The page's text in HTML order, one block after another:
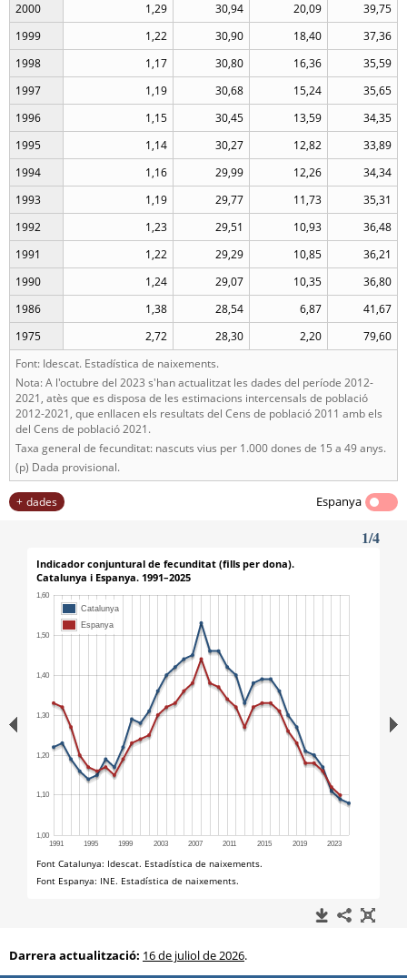
2000
1,29 30,94 20,09
39,75
1999
1,22 30,90 18,40
37,36
1998
1,17 30,80 16,36
35,59
1997
1,19 30,68 15,24
35,65
1996
1,15 30,45 13,59
34,35
1995
1,14 30,27 12,82
33,89
1994
1,16 29,99 12,26
34,34
1993
1,19 29,77 11,73
35,31
1992
1,23 29,51 10,93
36,48
1991
1,22 29,29 10,85
36,21
1990
1,24 29,07 10,35
36,80
1986
1,38 28,54 6,87
41,67
1975
2,72 28,30 2,20
79,60
Font: Idescat. Estadística de naixements.
Nota: A l'octubre del 2023 s'han actualitzat les dades del període 2012-
2021, atès que es disposa de les estimacions intercensals de població
2012-2021, que enllacen els resultats del Cens de població 2011 amb els
del Cens de població 2021.
Taxa general de fecunditat: nascuts vius per 1.000 dones de 15 a 49 anys.
(p) Dada provisional.
dades Espanya
Darrera actualització: 16 de juliol de 2026.